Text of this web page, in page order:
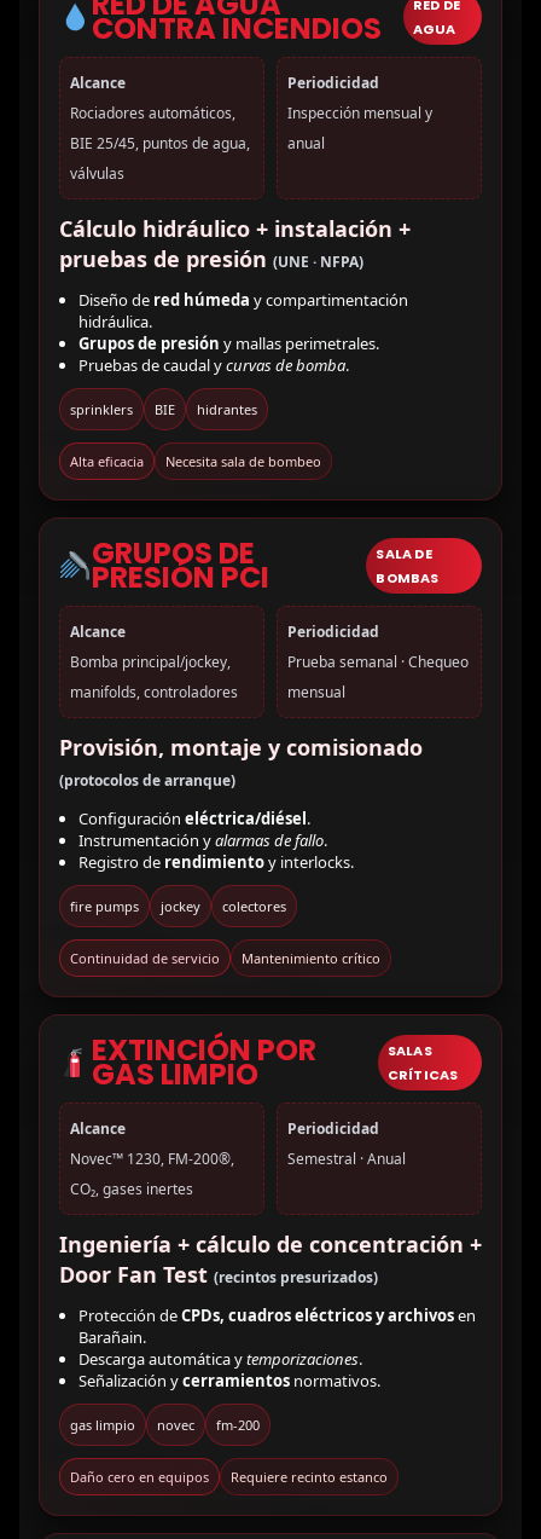
CONTRA INCENDIOS
RED DE
AGUA
Alcance
Rociadores automáticos,
BIE 25/45, puntos de agua,
válvulas
Periodicidad
Inspección mensual y
anual
Cálculo hidráulico + instalación +
pruebas de presión (UNE · NFPA)
Diseño de red húmeda y compartimentación
hidráulica.
Grupos de presión y mallas perimetrales.
Pruebas de caudal ycurvas de bomba.
sprinklers BIE hidrantes
Alta eficacia Necesita sala de bombeo
GRUPOS DE
PRESIÓN PCI
SALA DE
BOMBAS
Alcance
Bomba principal/jockey,
manifolds, controladores
Periodicidad
Prueba semanal · Chequeo
mensual
Provisión, montaje y comisionado
(protocolos de arranque)
Configuración eléctrica/diésel.
Instrumentación yalarmas de fallo.
Registro de rendimientoy interlocks.
fire pumps jockey colectores
Continuidad de servicio Mantenimiento crítico
EXTINCIÓN POR
GAS LIMPIO
SALAS
CRÍTICAS
Alcance
Novec™ 1230, FM-200®,
CO₂, gases inertes
Periodicidad
Semestral · Anual
Ingeniería + cálculo de concentración +
Door Fan Test (recintos presurizados)
Protección deCPDs, cuadros eléctricos y archivosen
Barañain.
Descarga automática ytemporizaciones.
Señalización ycerramientosnormativos.
gas limpio novec fm-200
Daño cero en equipos Requiere recinto estanco